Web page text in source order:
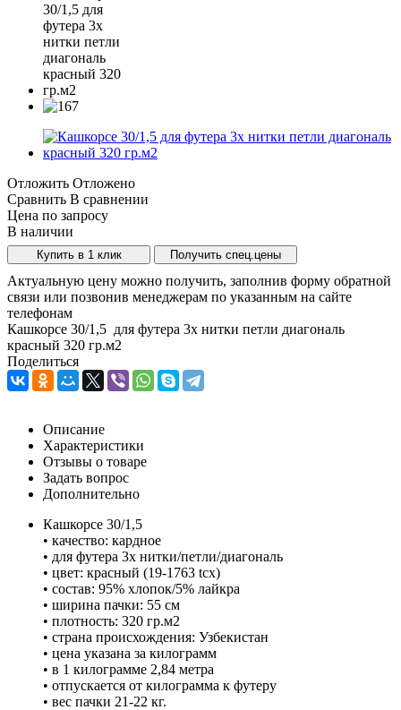
Отложить Отложено
Сравнить В сравнении
Цена по запросу
В наличии
Купить в 1 клик Получить спец.цены
Актуальную цену можно получить, заполнив форму обратной
связи или позвонив менеджерам по указанным на сайте
телефонам
Кашкорсе 30/1,5 для футера 3х нитки петли диагональ
красный 320 гр.м2
Поделиться
Описание
Характеристики
Отзывы о товаре
Задать вопрос
Дополнительно
Кашкорсе 30/1,5
• качество: кардное
• для футера 3х нитки/петли/диагональ
• цвет: красный (19-1763 tcx)
• состав: 95% хлопок/5% лайкра
• ширина пачки: 55 см
• плотность: 320 гр.м2
• страна происхождения: Узбекистан
• цена указана за килограмм
• в 1 килограмме 2,84 метра
• отпускается от килограмма к футеру
• вес пачки 21-22 кг.